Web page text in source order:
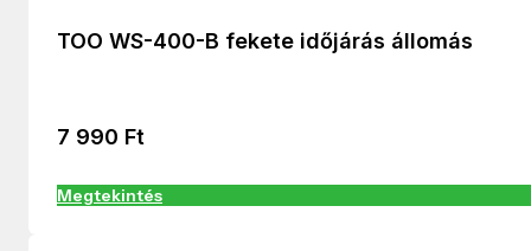
TOO WS-400-B fekete időjárás állomás
7 990 Ft
Megtekintés